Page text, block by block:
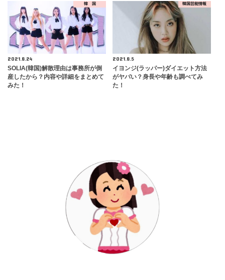
韓 国
2021.8.24
SOLIA(韓国)解散理由は事務所が倒
産したから？内容や詳細をまとめて
みた！
韓国芸能情報
2021.8.5
イヨンジ(ラッパー)ダイエット方法
がヤバい？身長や年齢も調べてみ
た！